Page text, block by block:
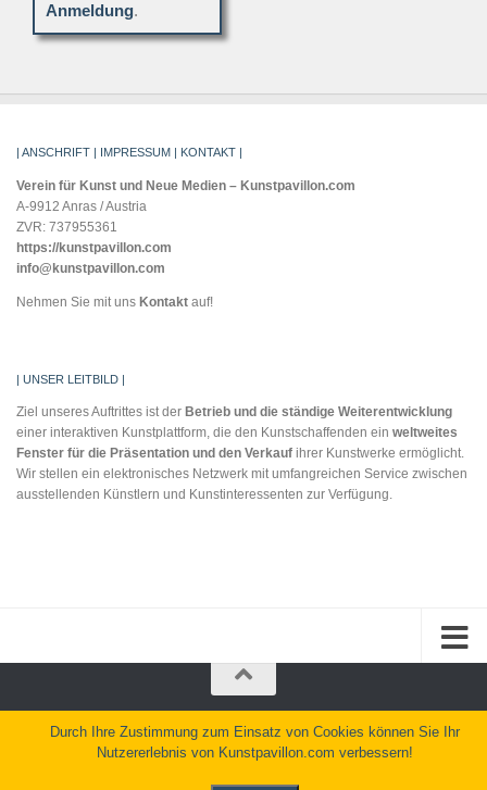
Anmeldung.
| ANSCHRIFT | IMPRESSUM | KONTAKT |
Verein für Kunst und Neue Medien – Kunstpavillon.com
A-9912 Anras / Austria
ZVR: 737955361
https://kunstpavillon.com
info@kunstpavillon.com
Nehmen Sie mit uns Kontakt auf!
| UNSER LEITBILD |
Ziel unseres Auftrittes ist der Betrieb und die ständige Weiterentwicklung
einer interaktiven Kunstplattform, die den Kunstschaffenden ein weltweites
Fenster für die Präsentation und den Verkauf ihrer Kunstwerke ermöglicht.
Wir stellen ein elektronisches Netzwerk mit umfangreichen Service zwischen
ausstellenden Künstlern und Kunstinteressenten zur Verfügung.
Kunstpavillon.com © 2026. Alle Rechte vorbehalten.
Präsentiert von - Entworfen mit demHueman Theme
Durch Ihre Zustimmung zum Einsatz von Cookies können Sie Ihr
Nutzererlebnis von Kunstpavillon.com verbessern!